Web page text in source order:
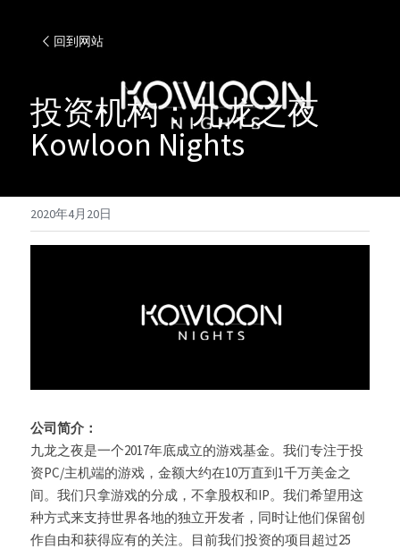
回到网站
投资机构：九龙之夜
Kowloon Nights
2020年4月20日
公司简介：
九龙之夜是一个2017年底成立的游戏基金。我们专注于投
资PC/主机端的游戏，金额大约在10万直到1千万美金之
间。我们只拿游戏的分成，不拿股权和IP。我们希望用这
种方式来支持世界各地的独立开发者，同时让他们保留创
作自由和获得应有的关注。目前我们投资的项目超过25